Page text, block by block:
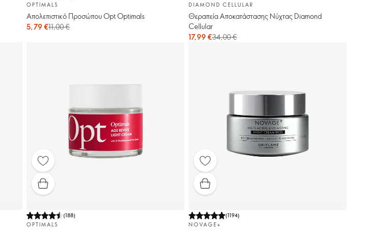
OPTIMALS
Απολεπιστικό Προσώπου Opt Optimals
5,79 €11,00 €
DIAMOND CELLULAR
Θεραπεία Αποκατάστασης Νύχτας Diamond
Cellular
17,99 €34,00 €
(188)
OPTIMALS
(1194)
NOVAGE+